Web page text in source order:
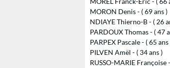
MORON Denis - ( 69 ans )
NDIAYE Thierno-B - ( 26
PARDOUX Thomas - ( 47
PARPEX Pascale - ( 65 ans
PILVEN Amël - ( 34 ans )
RUSSO-MARIE Françoise